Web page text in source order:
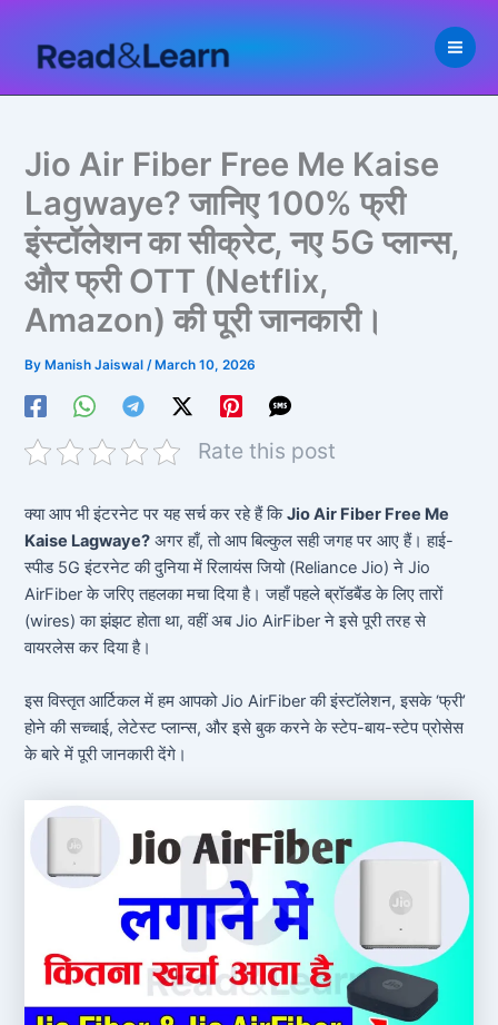
content
Jio Air Fiber Free Me Kaise
Lagwaye? जानिए 100% फ्री
इंस्टॉलेशन का सीक्रेट, नए 5G प्लान्स,
और फ्री OTT (Netflix,
Amazon) की पूरी जानकारी।
ByManish Jaiswal /March 10, 2026
Rate this post
क्या आप भी इंटरनेट पर यह सर्च कर रहे हैं किJio Air Fiber Free Me
Kaise Lagwaye? अगर हाँ, तो आप बिल्कुल सही जगह पर आए हैं। हाई-
स्पीड 5G इंटरनेट की दुनिया में रिलायंस जियो (Reliance Jio) ने Jio
AirFiber के जरिए तहलका मचा दिया है। जहाँ पहले ब्रॉडबैंड के लिए तारों
(wires) का झंझट होता था, वहीं अब Jio AirFiber ने इसे पूरी तरह से
वायरलेस कर दिया है।
इस विस्तृत आर्टिकल में हम आपको Jio AirFiber की इंस्टॉलेशन, इसके ‘फ्री’
होने की सच्चाई, लेटेस्ट प्लान्स, और इसे बुक करने के स्टेप-बाय-स्टेप प्रोसेस
के बारे में पूरी जानकारी देंगे।